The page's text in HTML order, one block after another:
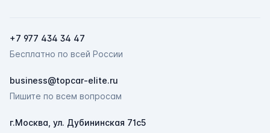
+7 977 434 34 47
Бесплатно по всей России
business@topcar-elite.ru
Пишите по всем вопросам
г.Москва, ул. Дубининская 71с5
ChatApp
Мессенджеры